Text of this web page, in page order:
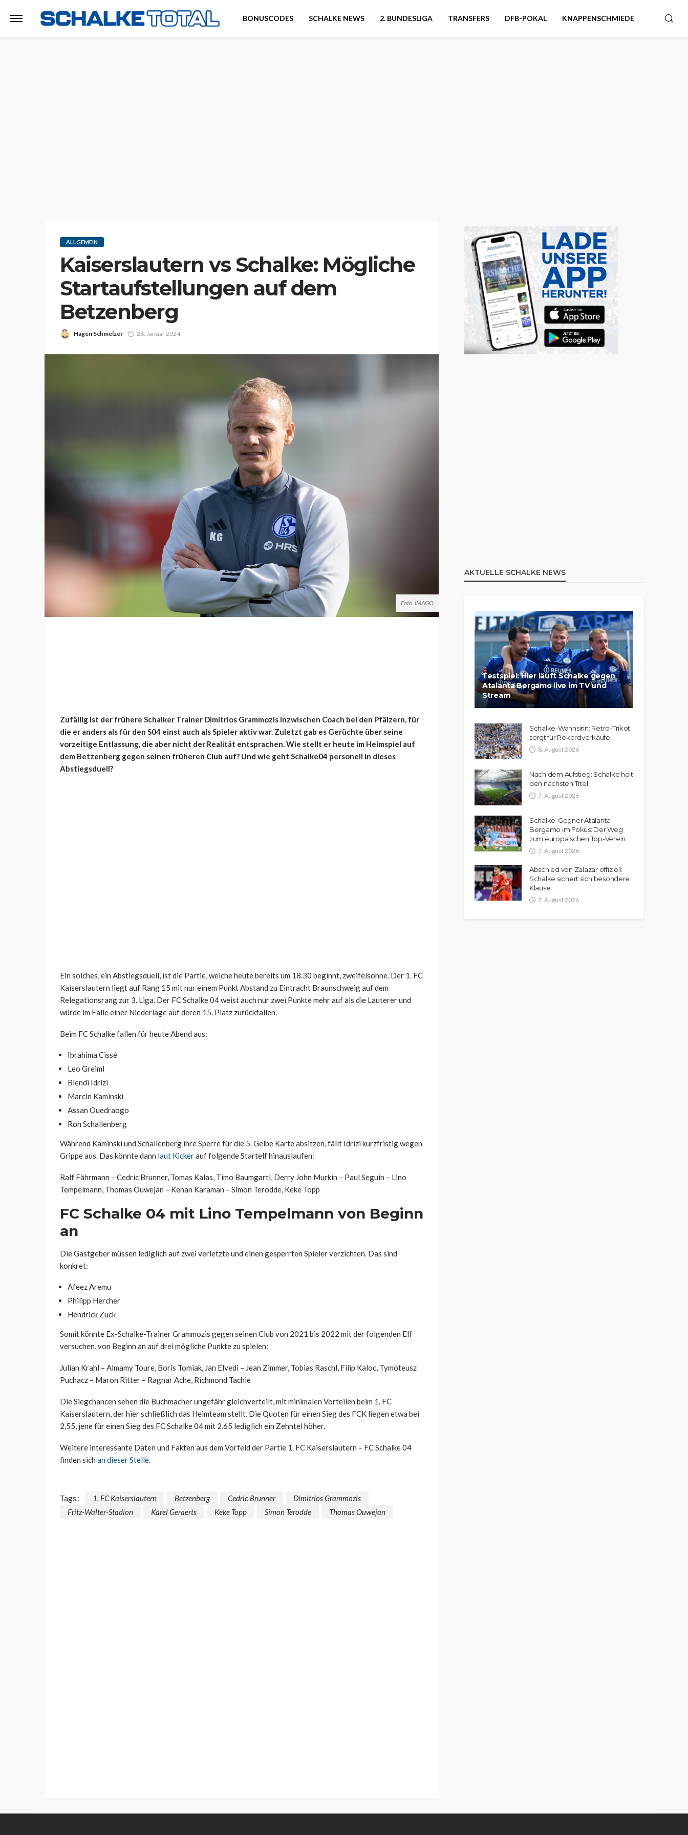
BONUSCODES SCHALKE NEWS 2. BUNDESLIGA TRANSFERS DFB-POKAL KNAPPENSCHMIEDE
ALLGEMEIN
Kaiserslautern vs Schalke: Mögliche
Startaufstellungen auf dem
Betzenberg
Hagen Schmelzer 26. Januar 2024
Foto. IMAGO
Zufällig ist der frühere Schalker Trainer Dimitrios Grammozis inzwischen Coach bei den Pfälzern, für
die er anders als für den S04 einst auch als Spieler aktiv war. Zuletzt gab es Gerüchte über seine
vorzeitige Entlassung, die aber nicht der Realität entsprachen. Wie stellt er heute im Heimspiel auf
dem Betzenberg gegen seinen früheren Club auf? Und wie geht Schalke04 personell in dieses
Abstiegsduell?
Ein solches, ein Abstiegsduell, ist die Partie, welche heute bereits um 18.30 beginnt, zweifelsohne. Der 1. FC
Kaiserslautern liegt auf Rang 15 mit nur einem Punkt Abstand zu Eintracht Braunschweig auf dem
Relegationsrang zur 3. Liga. Der FC Schalke 04 weist auch nur zwei Punkte mehr auf als die Lauterer und
würde im Falle einer Niederlage auf deren 15. Platz zurückfallen.
Beim FC Schalke fallen für heute Abend aus:
Ibrahima Cissé
Leo Greiml
Blendi Idrizi
Marcin Kaminski
Assan Ouedraogo
Ron Schallenberg
Während Kaminski und Schallenberg ihre Sperre für die 5. Gelbe Karte absitzen, fällt Idrizi kurzfristig wegen
Grippe aus. Das könnte dann laut Kickerauf folgende Startelf hinauslaufen:
Ralf Fährmann – Cedric Brunner, Tomas Kalas, Timo Baumgartl, Derry John Murkin – Paul Seguin – Lino
Tempelmann, Thomas Ouwejan – Kenan Karaman – Simon Terodde, Keke Topp
FC Schalke 04 mit Lino Tempelmann von Beginn
an
Die Gastgeber müssen lediglich auf zwei verletzte und einen gesperrten Spieler verzichten. Das sind
konkret:
Afeez Aremu
Philipp Hercher
Hendrick Zuck
Somit könnte Ex-Schalke-Trainer Grammozis gegen seinen Club von 2021 bis 2022 mit der folgenden Elf
versuchen, von Beginn an auf drei mögliche Punkte zu spielen:
Julian Krahl – Almamy Toure, Boris Tomiak, Jan Elvedi – Jean Zimmer, Tobias Raschl, Filip Kaloc, Tymoteusz
Puchacz – Maron Ritter – Ragnar Ache, Richmond Tachie
Die Siegchancen sehen die Buchmacher ungefähr gleichverteilt, mit minimalen Vorteilen beim 1. FC
Kaiserslautern, der hier schließlich das Heimteam stellt. Die Quoten für einen Sieg des FCK liegen etwa bei
2,55, jene für einen Sieg des FC Schalke 04 mit 2,65 lediglich ein Zehntel höher.
Weitere interessante Daten und Fakten aus dem Vorfeld der Partie 1. FC Kaiserslautern – FC Schalke 04
finden sich an dieser Stelle.
Tags : 1. FC Kaiserslautern Betzenberg Cedric Brunner
Dimitrios Grammozis
Fritz-Walter-Stadion
Karel Geraerts Keke Topp Simon Terodde Thomas Ouwejan
AKTUELLE SCHALKE NEWS
Testspiel: Hier läuft Schalke gegen
Atalanta Bergamo live im TV und
Stream
Schalke-Wahnsinn: Retro-Trikot
sorgt für Rekordverkäufe
8. August 2026
Nach dem Aufstieg: Schalke holt
den nächsten Titel
7. August 2026
Schalke-Gegner Atalanta
Bergamo im Fokus: Der Weg
zum europäischen Top-Verein
7. August 2026
Abschied von Zalazar offiziell:
Schalke sichert sich besondere
Klausel
7. August 2026